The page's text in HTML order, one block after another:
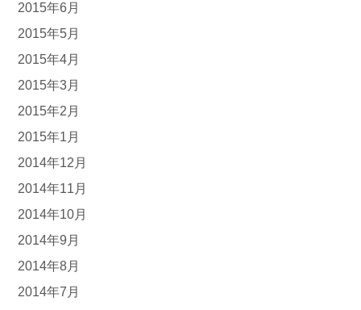
2015年6月
2015年5月
2015年4月
2015年3月
2015年2月
2015年1月
2014年12月
2014年11月
2014年10月
2014年9月
2014年8月
2014年7月